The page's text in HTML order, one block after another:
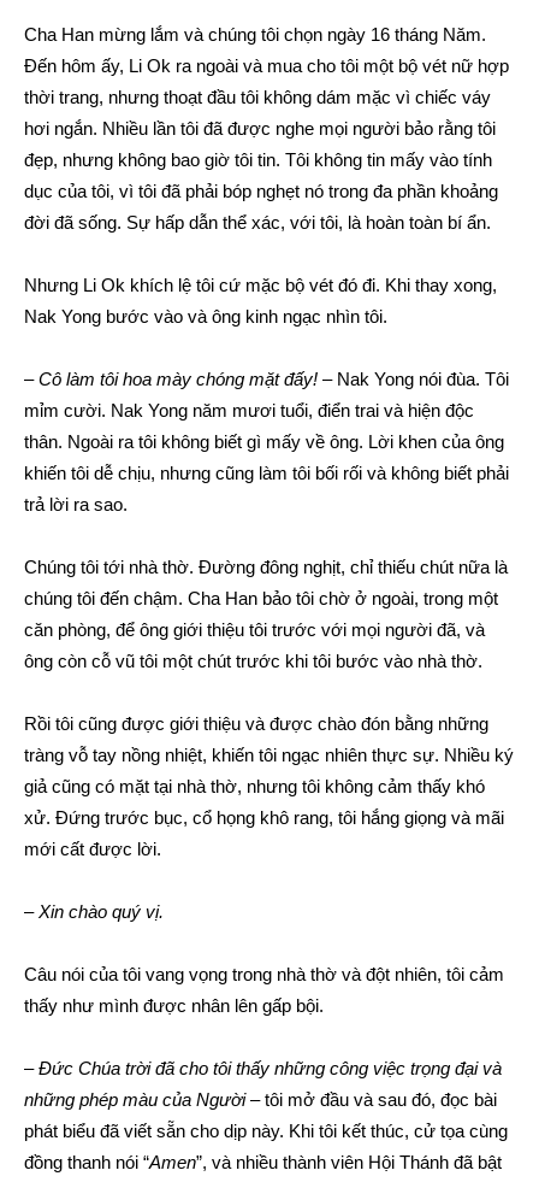
Cha Han mừng lắm và chúng tôi chọn ngày 16 tháng Năm.
Đến hôm ấy, Li Ok ra ngoài và mua cho tôi một bộ vét nữ hợp
thời trang, nhưng thoạt đầu tôi không dám mặc vì chiếc váy
hơi ngắn. Nhiều lần tôi đã được nghe mọi người bảo rằng tôi
đẹp, nhưng không bao giờ tôi tin. Tôi không tin mấy vào tính
dục của tôi, vì tôi đã phải bóp nghẹt nó trong đa phần khoảng
đời đã sống. Sự hấp dẫn thể xác, với tôi, là hoàn toàn bí ẩn.
Nhưng Li Ok khích lệ tôi cứ mặc bộ vét đó đi. Khi thay xong,
Nak Yong bước vào và ông kinh ngạc nhìn tôi.
–Cô làm tôi hoa mày chóng mặt đấy! – Nak Yong nói đùa. Tôi
mỉm cười. Nak Yong năm mươi tuổi, điển trai và hiện độc
thân. Ngoài ra tôi không biết gì mấy về ông. Lời khen của ông
khiến tôi dễ chịu, nhưng cũng làm tôi bối rối và không biết phải
trả lời ra sao.
Chúng tôi tới nhà thờ. Đường đông nghịt, chỉ thiếu chút nữa là
chúng tôi đến chậm. Cha Han bảo tôi chờ ở ngoài, trong một
căn phòng, để ông giới thiệu tôi trước với mọi người đã, và
ông còn cỗ vũ tôi một chút trước khi tôi bước vào nhà thờ.
Rồi tôi cũng được giới thiệu và được chào đón bằng những
tràng vỗ tay nồng nhiệt, khiến tôi ngạc nhiên thực sự. Nhiều ký
giả cũng có mặt tại nhà thờ, nhưng tôi không cảm thấy khó
xử. Đứng trước bục, cổ họng khô rang, tôi hắng giọng và mãi
mới cất được lời.
–Xin chào quý vị.
Câu nói của tôi vang vọng trong nhà thờ và đột nhiên, tôi cảm
thấy như mình được nhân lên gấp bội.
–Đức Chúa trời đã cho tôi thấy những công việc trọng đại và
những phép màu của Người– tôi mở đầu và sau đó, đọc bài
phát biểu đã viết sẵn cho dịp này. Khi tôi kết thúc, cử tọa cùng
đồng thanh nói “Amen”, và nhiều thành viên Hội Thánh đã bật